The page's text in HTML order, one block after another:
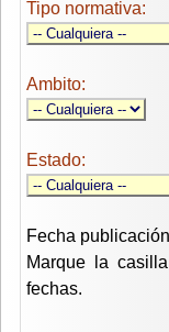
Tipo normativa:
Ambito:
Estado:
Fecha
Marque la
fechas.